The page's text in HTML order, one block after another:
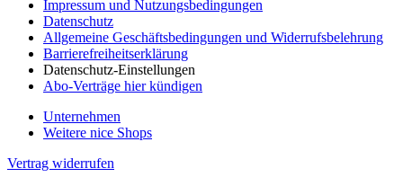
Impressum und Nutzungsbedingungen
Datenschutz
Allgemeine Geschäftsbedingungen und Widerrufsbelehrung
Barrierefreiheitserklärung
Datenschutz-Einstellungen
Abo-Verträge hier kündigen
Unternehmen
Weitere nice Shops
Vertrag widerrufen